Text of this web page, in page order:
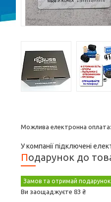
У компанії підключені
Подарунок до
Замов та отримай подарунок
Ви заощаджуєте 83 ₴